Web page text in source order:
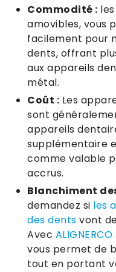
Commodité :
amovibles, vous
facilement pour
dents, offrant
aux appareils
métal.
Coût : Les
sont
appareils
supplémentaire
comme valable
accrus.
Blanchiment
demandez si les
des dents vont
Avec
vous permet de
tout en portant